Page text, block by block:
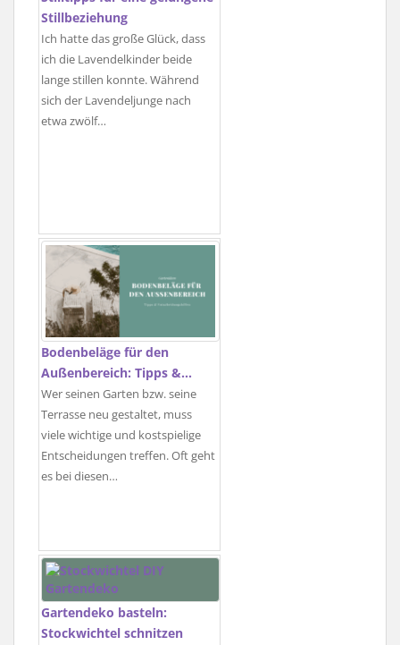
Stillbeziehung
Ich hatte das große Glück, dass
ich die Lavendelkinder beide
lange stillen konnte. Während
sich der Lavendeljunge nach
etwa zwölf…
Bodenbeläge für den
Außenbereich: Tipps &…
Wer seinen Garten bzw. seine
Terrasse neu gestaltet, muss
viele wichtige und kostspielige
Entscheidungen treffen. Oft geht
es bei diesen…
Gartendeko basteln:
Stockwichtel schnitzen